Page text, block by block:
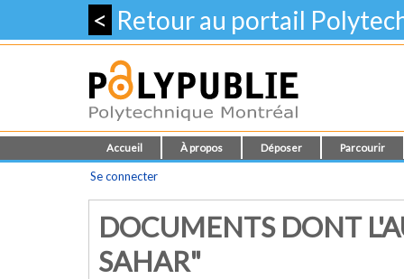
< Retour au portail
Accueil À propos Déposer Parcourir
Se connecter
DOCUMENTS DONT
SAHAR"